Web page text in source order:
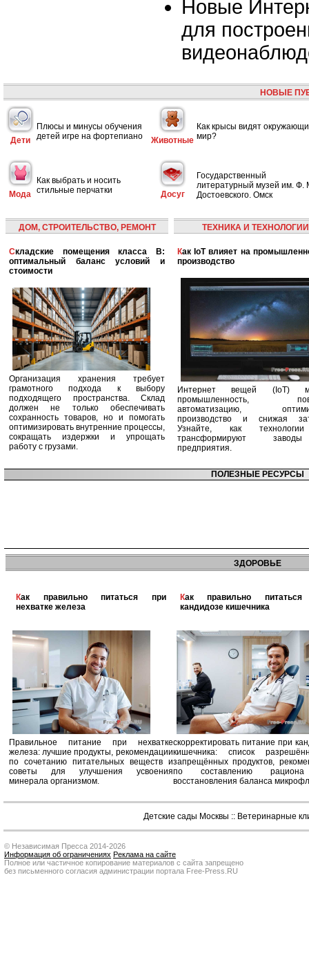
Новые
для
НОВЫЕ
Дети
Плюсы и минусы обучения
детей игре на фортепиано
Животные
Как крысы видят
мир?
Мода
Как выбрать и носить
стильные перчатки
Досуг
Государственный
литературный музей им. Ф.
Достоевского. Омск
ДОМ, СТРОИТЕЛЬСТВО, РЕМОНТ
Складские помещения класса B:
оптимальный баланс условий и
стоимости
Организация хранения требует
грамотного подхода к выбору
подходящего пространства. Склад
должен не только обеспечивать
сохранность товаров, но и помогать
оптимизировать внутренние процессы,
сокращать издержки и упрощать
работу с грузами.
ТЕХНИКА И ТЕХНОЛОГИИ
Как IoT влияет на промышленность и
производство
Интернет вещей (IoT)
промышленность,
автоматизацию,
производство и снижая
Узнайте, как
трансформируют
предприятия.
ПОЛЕЗНЫЕ РЕСУРСЫ
ЗДОРОВЬЕ
Как правильно питаться при
нехватке железа
Правильное питание при нехватке
железа: лучшие продукты, рекомендации
по сочетанию питательных веществ и
советы для улучшения усвоения
минерала организмом.
Как правильно питаться при
кандидозе кишечника
скорректировать питание при
кишечника: список
запрещённых продуктов,
по составлению
восстановления баланса
Детские сады Москвы :: Ветеринарные
© Независимая Пресса 2014-2026
Информация об ограничениях Реклама на сайте
Полное или частичное копирование материалов с сайта запрещено
без письменного согласия администрации портала Free-Press.RU